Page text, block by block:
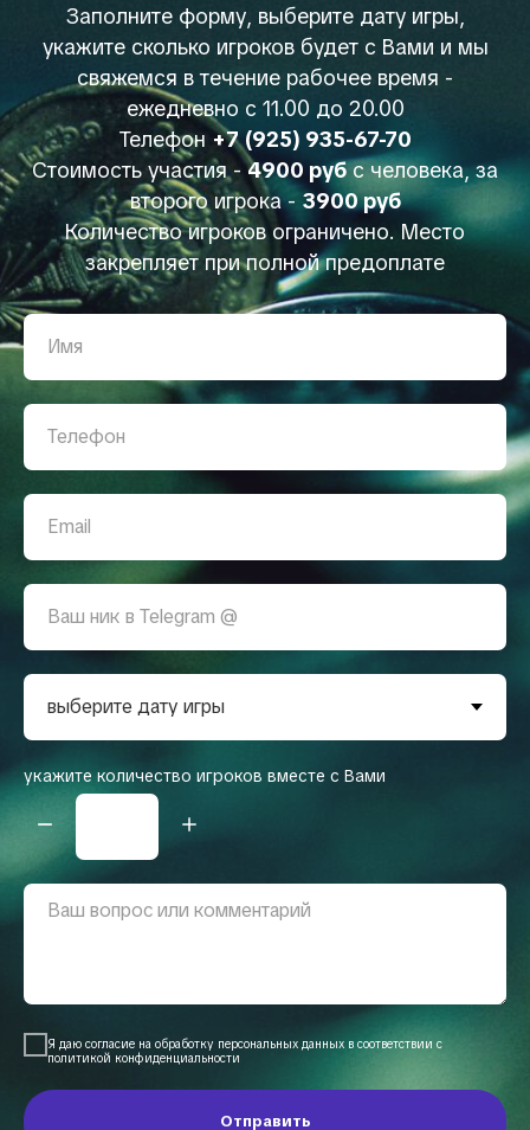
Заполните форму, выберите дату игры,
укажите сколько игроков будет с Вами и мы
свяжемся в течение рабочее время -
ежедневно с 11.00 до 20.00
Телефон +7 (925) 935-67-70
Стоимость участия -4900 рубс человека, за
второго игрока - 3900 руб
Количество игроков ограничено. Место
закрепляет при полной предоплате
укажите количество игроков вместе с Вами
Я даю согласие на обработку персональных данных в соответствии с
политикой конфиденциальности
Отправить